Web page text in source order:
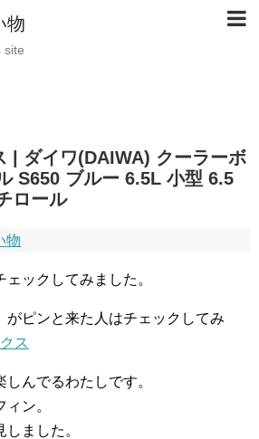
物
site
| ダイワ(DAIWA) クーラーボ
S650 ブルー 6.5L 小型 6.5
ロール
物
ックしてみました。
がピンと来た人はチェックしてみ
ス
んでるわたしです。
ン。
ました。